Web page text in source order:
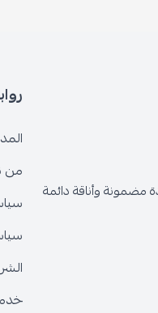
مضمونة وأناقة دائمة
من